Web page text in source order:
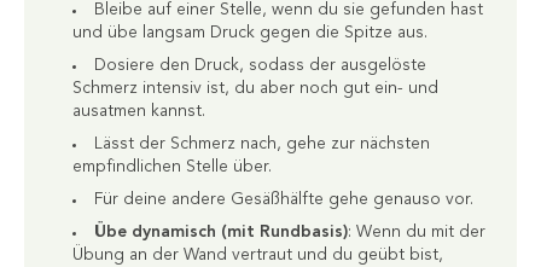
Bleibe auf einer Stelle, wenn du sie gefunden hast
und übe langsam Druck gegen die Spitze aus.
Dosiere den Druck, sodass der ausgelöste
Schmerz intensiv ist, du aber noch gut ein- und
ausatmen kannst.
Lässt der Schmerz nach, gehe zur nächsten
empfindlichen Stelle über.
Für deine andere Gesäßhälfte gehe genauso vor.
Übe dynamisch (mit Rundbasis): Wenn du mit der
Übung an der Wand vertraut und du geübt bist,